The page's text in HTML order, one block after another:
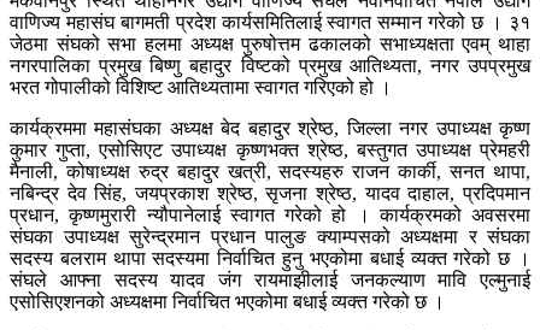
वाणिज्य महासंघ बागमती प्रदेश कार्यसमितिलाई स्वागत सम्मान गरेको छ । ३१
जेठमा संघको सभा हलमा अध्यक्ष पुरुषोत्तम ढकालको सभाध्यक्षता एवम् थाहा
नगरपालिका प्रमुख बिष्णु बहादुर विष्टको प्रमुख आतिथ्यता, नगर उपप्रमुख
भरत गोपालीको विशिष्ट आतिथ्यतामा स्वागत गरिएको हो ।
कार्यक्रममा महासंघका अध्यक्ष बेद बहादुर श्रेष्ठ, जिल्ला नगर उपाध्यक्ष कृष्ण
कुमार गुप्ता, एसोसिएट उपाध्यक्ष कृष्णभक्त श्रेष्ठ, बस्तुगत उपाध्यक्ष प्रेमहरी
मैनाली, कोषाध्यक्ष रुद्र बहादुर खत्री, सदस्यहरु राजन कार्की, सनत थापा,
नबिन्द्र देव सिंह, जयप्रकाश श्रेष्ठ, सृजना श्रेष्ठ, यादव दाहाल, प्रदिपमान
प्रधान, कृष्णमुरारी न्यौपानेलाई स्वागत गरेको हो । कार्यक्रमको अवसरमा
संघका उपाध्यक्ष सुरेन्द्रमान प्रधान पालुङ क्याम्पसको अध्यक्षमा र संघका
सदस्य बलराम थापा सदस्यमा निर्वाचित हुनु भएकोमा बधाई व्यक्त गरेको छ ।
संघले आफ्ना सदस्य यादव जंग रायमाझीलाई जनकल्याण मावि एल्मुनाई
एसोसिएशनको अध्यक्षमा निर्वाचित भएकोमा बधाई व्यक्त गरेको छ ।